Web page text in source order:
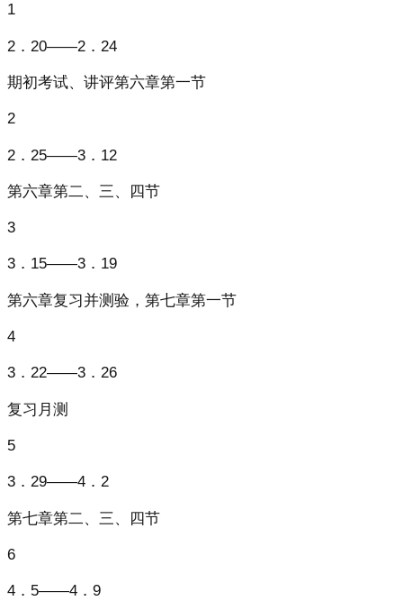
1
2．20——2．24
期初考试、讲评第六章第一节
2
2．25——3．12
第六章第二、三、四节
3
3．15——3．19
第六章复习并测验，第七章第一节
4
3．22——3．26
复习月测
5
3．29——4．2
第七章第二、三、四节
6
4．5——4．9